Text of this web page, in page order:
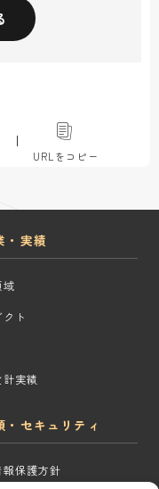
URLをコピー
・実績
域
ト
実績
・セキュリティ
保護方針